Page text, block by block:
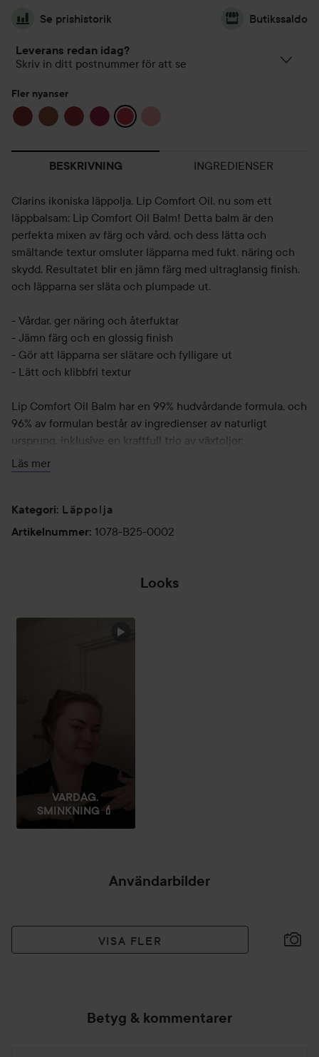
Se prishistorik Butikssaldo
Leverans redan idag?
Skriv in ditt postnummer för att se
Fler nyanser
BESKRIVNING INGREDIENSER
Clarins ikoniska läppolja, Lip Comfort Oil, nu som ett
läppbalsam: Lip Comfort Oil Balm! Detta balm är den
perfekta mixen av färg och vård, och dess lätta och
smältande textur omsluter läpparna med fukt, näring och
skydd. Resultatet blir en jämn färg med ultraglansig finish,
och läpparna ser släta och plumpade ut.
- Vårdar, ger näring och återfuktar
- Jämn färg och en glossig finish
- Gör att läpparna ser slätare och fylligare ut
- Lätt och klibbfri textur
Lip Comfort Oil Balm har en 99% hudvårdande formula, och
96% av formulan består av ingredienser av naturligt
ursprung, inklusive en kraftfull trio av växtoljor:
Äppelrosolja hjälper till att ge läpparna näring och ökad
komfort. Jojobaolja ger läpparna näring. Hasselnötsolja
peptid verkar för att återfukta och plumpa läpparna.
Läs mer
Kategori: Läppolja
Artikelnummer: 1078-B25-0002
Looks
HOPPA ÖVER SEKTIONEN
VARDAG.
SMINKNING 💄
❄️✨WINTER
Användarbilder
VISA FLER
Betyg & kommentarer